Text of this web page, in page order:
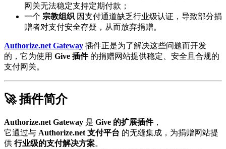
网关无法稳定支持定期付款；
一个 宗教组织 因支付通道缺乏行业级认证，导致部分捐
赠者对支付安全存疑，从而放弃捐赠。
Authorize.net Gateway 插件正是为了解决这些问题而开发
的，它为使用 Give 插件的捐赠网站提供稳定、安全且合规的
支付网关。
🚀 插件简介
Authorize.net Gateway 是 Give 的扩展插件，
它通过与 Authorize.net 支付平台 的无缝集成，为捐赠网站提
供 行业级的支付解决方案。